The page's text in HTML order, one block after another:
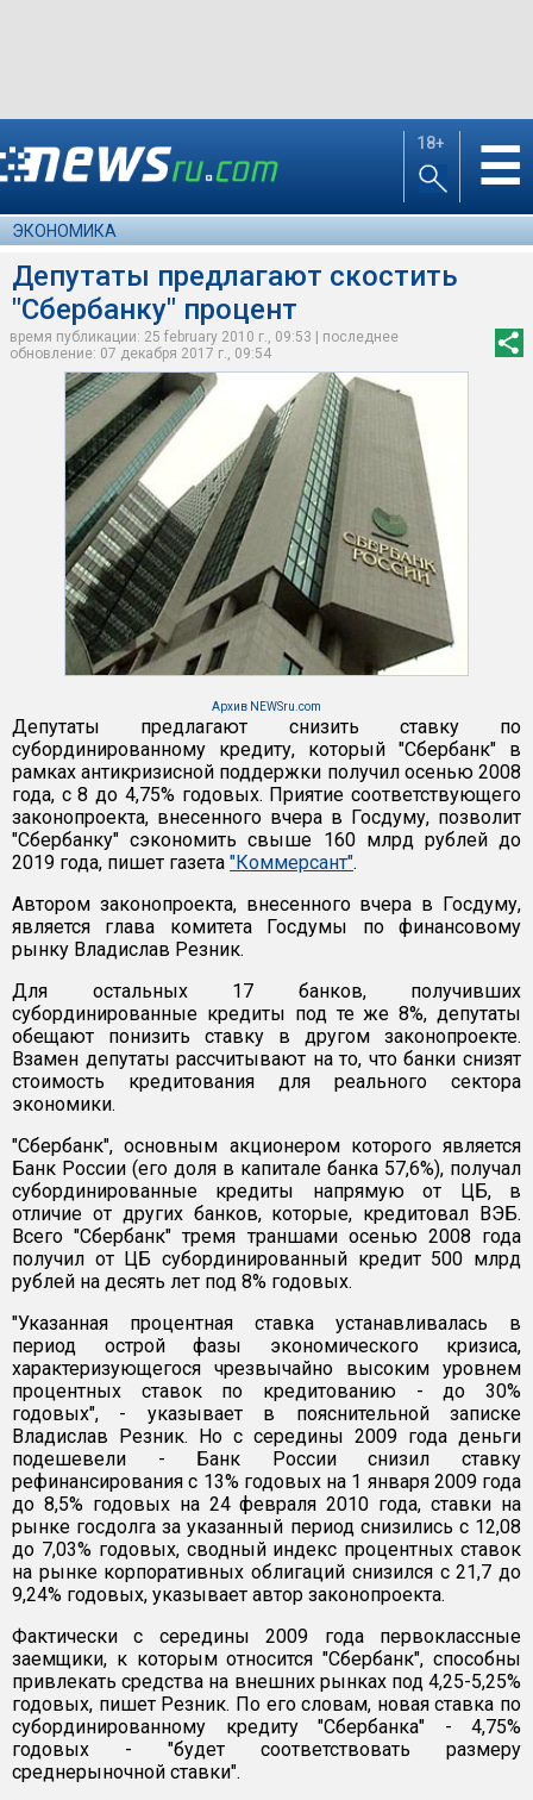
18+ ☰
ЭКОНОМИКА
Депутаты предлагают скостить
"Сбербанку" процент
время публикации: 25 february 2010 г., 09:53 | последнее
обновление: 07 декабря 2017 г., 09:54
Архив NEWSru.com
Депутаты предлагают снизить ставку по
субординированному кредиту, который "Сбербанк" в
рамках антикризисной поддержки получил осенью 2008
года, с 8 до 4,75% годовых. Приятие соответствующего
законопроекта, внесенного вчера в Госдуму, позволит
"Сбербанку" сэкономить свыше 160 млрд рублей до
2019 года, пишет газета "Коммерсант".
Автором законопроекта, внесенного вчера в Госдуму,
является глава комитета Госдумы по финансовому
рынку Владислав Резник.
Для остальных 17 банков, получивших
субординированные кредиты под те же 8%, депутаты
обещают понизить ставку в другом законопроекте.
Взамен депутаты рассчитывают на то, что банки снизят
стоимость кредитования для реального сектора
экономики.
"Сбербанк", основным акционером которого является
Банк России (его доля в капитале банка 57,6%), получал
субординированные кредиты напрямую от ЦБ, в
отличие от других банков, которые, кредитовал ВЭБ.
Всего "Сбербанк" тремя траншами осенью 2008 года
получил от ЦБ субординированный кредит 500 млрд
рублей на десять лет под 8% годовых.
"Указанная процентная ставка устанавливалась в
период острой фазы экономического кризиса,
характеризующегося чрезвычайно высоким уровнем
процентных ставок по кредитованию - до 30%
годовых", - указывает в пояснительной записке
Владислав Резник. Но с середины 2009 года деньги
подешевели - Банк России снизил ставку
рефинансирования с 13% годовых на 1 января 2009 года
до 8,5% годовых на 24 февраля 2010 года, ставки на
рынке госдолга за указанный период снизились с 12,08
до 7,03% годовых, сводный индекс процентных ставок
на рынке корпоративных облигаций снизился с 21,7 до
9,24% годовых, указывает автор законопроекта.
Фактически с середины 2009 года первоклассные
заемщики, к которым относится "Сбербанк", способны
привлекать средства на внешних рынках под 4,25-5,25%
годовых, пишет Резник. По его словам, новая ставка по
субординированному кредиту "Сбербанка" - 4,75%
годовых - "будет соответствовать размеру
среднерыночной ставки".